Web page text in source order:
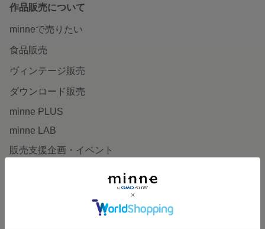
作品販売について
minneで売りたい
食品販売
ヴィンテージ販売
ダウンロード販売
minne PLUS
minne LAB
販売支援企画・イベント
minneとものづくりと